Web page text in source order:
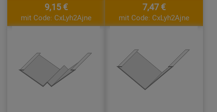
9,15 €
mit Code: CxLyh2Ajne
7,47 €
mit Code: CxLyh2Ajne